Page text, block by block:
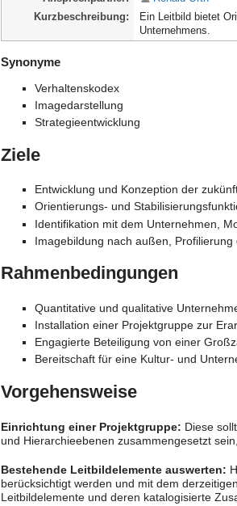
Kurzbeschreibung
Ein Leitbild bietet
Unternehmens.
Synonyme
Verhaltenskodex
Imagedarstellung
Strategieentwicklung
Ziele
Entwicklung und Konzeption der
Orientierungs- und
Identifikation mit dem Unternehmen,
Imagebildung nach außen,
Rahmenbedingungen
Quantitative und qualitative
Installation einer Projektgruppe zur
Engagierte Beteiligung von einer
Bereitschaft für eine Kultur- und
Vorgehensweise
Einrichtung einer Projektgruppe: Diese
und Hierarchieebenen zusammengesetzt
Bestehende Leitbildelemente auswerten:
berücksichtigt werden und mit dem
Leitbildelemente und deren katalogisierte